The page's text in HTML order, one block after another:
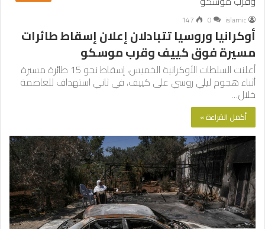
islamic
0
147
أوكرانيا وروسيا تتبادلان إعلان إسقاط طائرات
مسيرة فوق كييف وقرب موسكو
أعلنت السلطات الأوكرانية الخميس، إسقاط نحو 15 طائرة مسيرة
أثناء هجوم ليلي روسي على كييف، في ثاني استهداف للعاصمة
خلال…
أكمل القراءة »